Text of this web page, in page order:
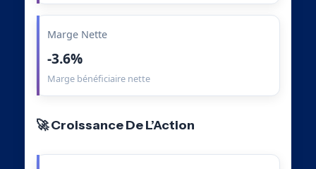
Marge Nette
-3.6%
Marge bénéficiaire nette
🚀 Croissance De L’Action